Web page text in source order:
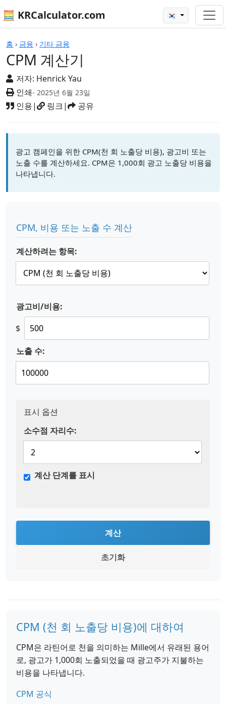
🧮 KRCalculator.com 🇰🇷
홈 › 금융 › 기타 금융
CPM 계산기
저자: Henrick Yau
인쇄- 2025년 6월 23일
인용| 링크| 공유
계산기
광고 캠페인을 위한 CPM(천 회 노출당 비용), 광고비 또는
노출 수를 계산하세요. CPM은 1,000회 광고 노출당 비용을
나타냅니다.
CPM, 비용 또는 노출 수 계산
계산하려는 항목:
광고비/비용:
$
노출 수:
표시 옵션
소수점 자리수:
계산 단계를 표시
계산
초기화
CPM (천 회 노출당 비용)에 대하여
CPM은 라틴어로 천을 의미하는 Mille에서 유래된 용어
로, 광고가 1,000회 노출되었을 때 광고주가 지불하는
비용을 나타냅니다.
CPM 공식